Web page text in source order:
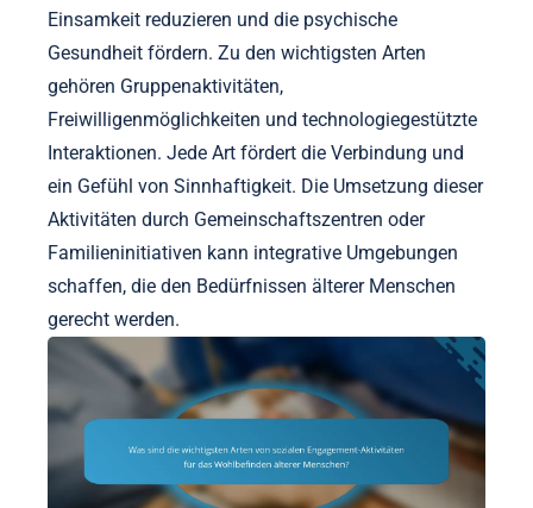
Einsamkeit reduzieren und die psychische
Gesundheit fördern. Zu den wichtigsten Arten
gehören Gruppenaktivitäten,
Freiwilligenmöglichkeiten und technologiegestützte
Interaktionen. Jede Art fördert die Verbindung und
ein Gefühl von Sinnhaftigkeit. Die Umsetzung dieser
Aktivitäten durch Gemeinschaftszentren oder
Familieninitiativen kann integrative Umgebungen
schaffen, die den Bedürfnissen älterer Menschen
gerecht werden.